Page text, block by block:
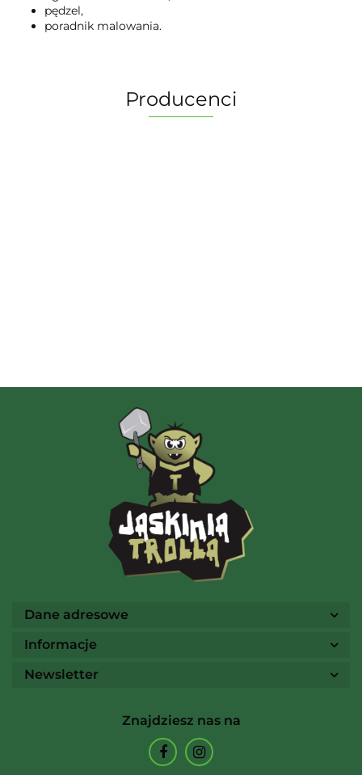
pędzel,
poradnik malowania.
Producenci
AMIGO Spiel
Ammo
Dane adresowe
Informacje
Newsletter
Znajdziesz nas na